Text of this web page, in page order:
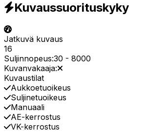
Kuvaussuorituskyky
Jatkuvä kuvaus
16
Suljinnopeus:30 - 8000
Kuvanvakaaja:
Kuvaustilat
Aukkoetuoikeus
Suljinetuoikeus
Manuaali
AE-kerrostus
VK-kerrostus